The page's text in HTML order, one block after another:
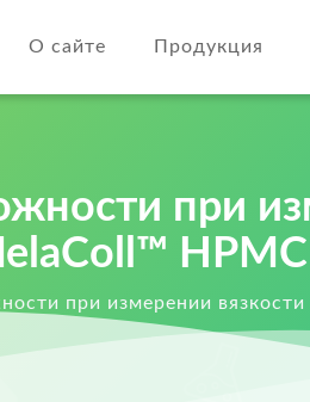
О сайте Продукция
при
HPMC
при измерении